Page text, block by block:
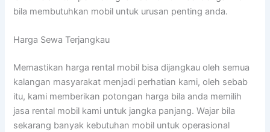
bila membutuhkan mobil untuk urusan penting anda.
Harga Sewa Terjangkau
Memastikan harga rental mobil bisa dijangkau oleh semua
kalangan masyarakat menjadi perhatian kami, oleh sebab
itu, kami memberikan potongan harga bila anda memilih
jasa rental mobil kami untuk jangka panjang. Wajar bila
sekarang banyak kebutuhan mobil untuk operasional